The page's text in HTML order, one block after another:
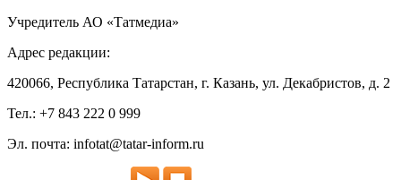
Учредитель АО «Татмедиа»
Адрес редакции:
420066, Республика Татарстан, г. Казань, ул. Декабристов, д. 2
Тел.: +7 843 222 0 999
Эл. почта: infotat@tatar-inform.ru